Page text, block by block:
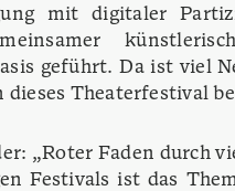
mit digitaler
geführt. Da ist viel
dieses Theaterfestival
„Roter Faden durch
Festivals ist das